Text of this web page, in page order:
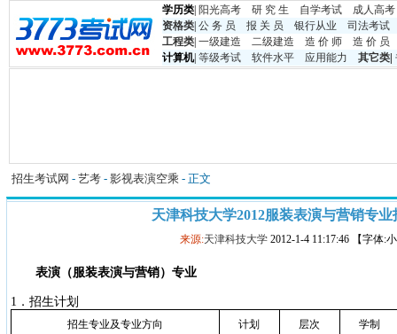
学历类 阳光高考 研 究 生 自学考试
成人高考
资格类 公 务 员 报 关 员 银行从业
司法考试
工程类 一级建造 二级建造 造 价 师
造 价 员
计算机| 等级考试 软件水平 应用能力 其它类
招生考试网 - 艺考 - 影视表演空乘 - 正文
天津科技大学2012服装表演与营销专业
来源:天津科技大学 2012-1-4 11:17:46 【字体:
表演（服装表演与营销）专业
1 ．招生计划
招生专业及专业方向 计划 层次 学制